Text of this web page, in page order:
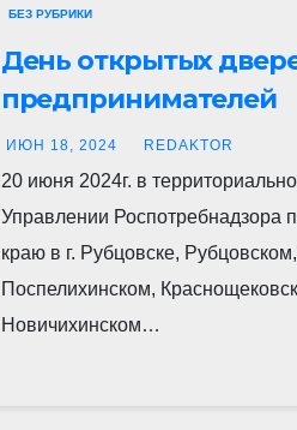
БЕЗ РУБРИКИ
День открытых
предпринимателей
ИЮН 18, 2024 REDAKTOR
20 июня 2024г. в
Управлении Роспотребнадзора
краю в г. Рубцовске,
Поспелихинском,
Новичихинском…